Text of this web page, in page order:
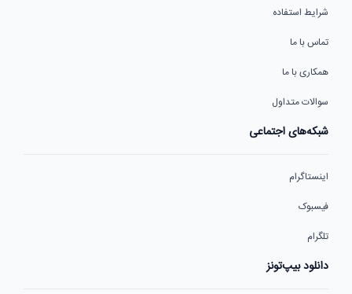
شرایط استفاده
تماس با ما
همکاری با ما
سوالات متداول
شبکه‌های اجتماعی
اینستاگرام
فیسبوک
تلگرام
دانلود بیپ‌تونز